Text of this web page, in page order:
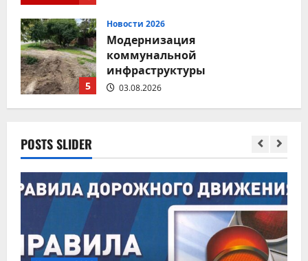
5
Новости 2026
Модернизация
коммунальной
инфраструктуры
03.08.2026
1
дорожного движения — залог
безопасности каждого
05.08.2026
Новости 2026
Миграционный учет
иностранных граждан: что
важно знать
POSTS SLIDER